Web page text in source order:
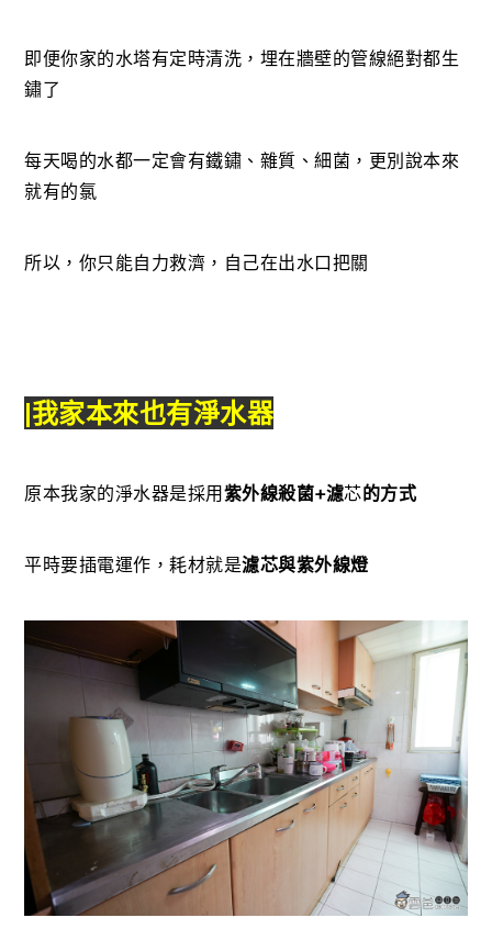
即便你家的水塔有定時清洗，埋在牆壁的管線絕對都生
鏽了
每天喝的水都一定會有鐵鏽、雜質、細菌，更別說本來
就有的氯
所以，你只能自力救濟，自己在出水口把關
|我家本來也有淨水器
原本我家的淨水器是採用 紫外線殺菌+濾芯的方式
平時要插電運作，耗材就是濾芯與紫外線燈